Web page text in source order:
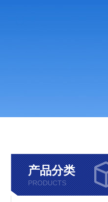
产品分类
PRODUCTS